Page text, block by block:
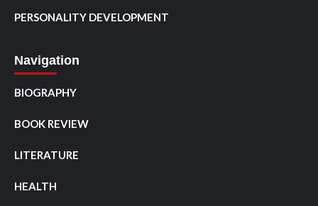
PERSONALITY DEVELOPMENT
Navigation
BIOGRAPHY
BOOK REVIEW
LITERATURE
HEALTH